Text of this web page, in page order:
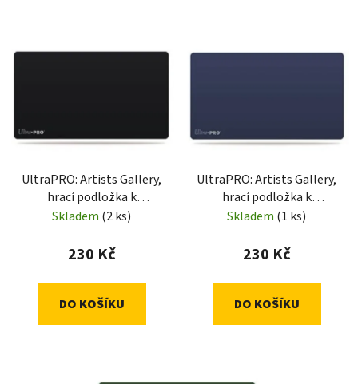
UltraPRO: Artists Gallery,
hrací podložka k
dokreslení - černá
Skladem (2 ks)
230 Kč
DO KOŠÍKU
UltraPRO: Artists Gallery,
hrací podložka k
dokreslení - modrá
Skladem (1 ks)
230 Kč
DO KOŠÍKU